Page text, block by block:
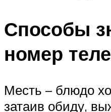
Способы
номер
Месть – блюдо
затаив обиду,